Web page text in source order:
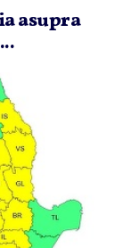
asupra